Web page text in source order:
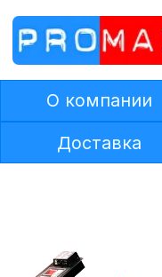
Доставка